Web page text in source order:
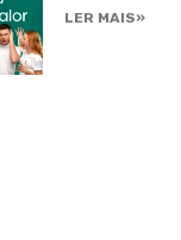
LER MAIS»